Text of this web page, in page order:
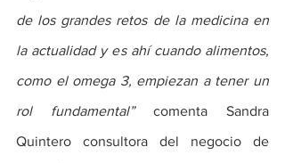
de los grandes retos de la medicina en
la actualidad y es ahí cuando alimentos,
como el omega 3, empiezan a tener un
rol fundamental” comenta Sandra
Quintero consultora del negocio de